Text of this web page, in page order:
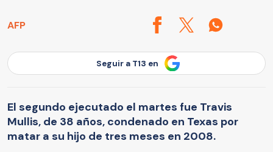
AFP
Seguir a T13 en
El segundo ejecutado el martes fue Travis
Mullis, de 38 años, condenado en Texas por
matar a su hijo de tres meses en 2008.